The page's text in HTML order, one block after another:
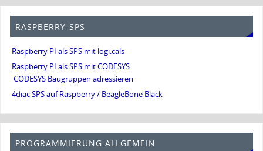
RASPBERRY-SPS
Raspberry PI als SPS mit logi.cals
Raspberry PI als SPS mit CODESYS
CODESYS Baugruppen adressieren
4diac SPS auf Raspberry / BeagleBone Black
PROGRAMMIERUNG ALLGEMEIN